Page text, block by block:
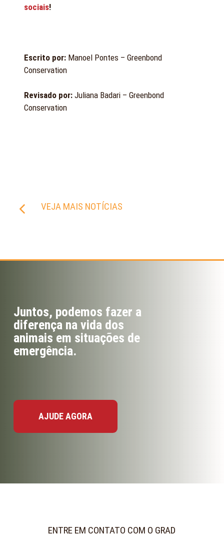
sociais!
Escrito por:Manoel Pontes – Greenbond
Conservation
Revisado por:Juliana Badari – Greenbond
Conservation
VEJA MAIS NOTÍCIAS
Juntos, podemos fazer a
diferença na vida dos
animais em situações de
emergência.
AJUDE AGORA
ENTRE EM CONTATO COM O GRAD